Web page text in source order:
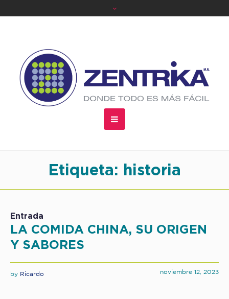
Etiqueta: historia
Entrada
LA COMIDA CHINA, SU ORIGEN
Y SABORES
noviembre 12, 2023
by Ricardo